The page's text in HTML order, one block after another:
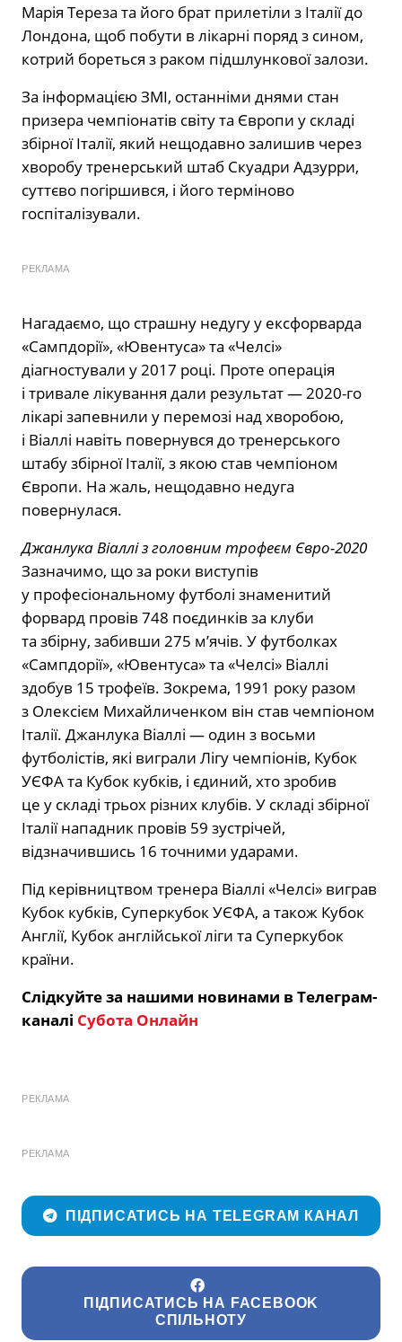
Марія Тереза та його брат прилетіли з Італії до
Лондона, щоб побути в лікарні поряд з сином,
котрий бореться з раком підшлункової залози.
За інформацією ЗМІ, останніми днями стан
призера чемпіонатів світу та Європи у складі
збірної Італії, який нещодавно залишив через
хворобу тренерський штаб Скуадри Адзурри,
суттєво погіршився, і його терміново
госпіталізували.
РЕКЛАМА
Нагадаємо, що страшну недугу у ексфорварда
«Сампдорії», «Ювентуса» та «Челсі»
діагностували у 2017 році. Проте операція
і тривале лікування дали результат — 2020-го
лікарі запевнили у перемозі над хворобою,
і Віаллі навіть повернувся до тренерського
штабу збірної Італії, з якою став чемпіоном
Європи. На жаль, нещодавно недуга
повернулася.
Джанлука Віаллі з головним трофеєм Євро-2020
Зазначимо, що за роки виступів
у професіональному футболі знаменитий
форвард провів 748 поєдинків за клуби
та збірну, забивши 275 м’ячів. У футболках
«Сампдорії», «Ювентуса» та «Челсі» Віаллі
здобув 15 трофеїв. Зокрема, 1991 року разом
з Олексієм Михайличенком він став чемпіоном
Італії. Джанлука Віаллі — один з восьми
футболістів, які виграли Лігу чемпіонів, Кубок
УЄФА та Кубок кубків, і єдиний, хто зробив
це у складі трьох різних клубів. У складі збірної
Італії нападник провів 59 зустрічей,
відзначившись 16 точними ударами.
Під керівництвом тренера Віаллі «Челсі» виграв
Кубок кубків, Суперкубок УЄФА, а також Кубок
Англії, Кубок англійської ліги та Суперкубок
країни.
Слідкуйте за нашими новинами в Телеграм-
каналі Субота Онлайн
РЕКЛАМА
РЕКЛАМА
ПІДПИСАТИСЬ НА TELEGRAM КАНАЛ
ПІДПИСАТИСЬ НА FACEBOOK
СПІЛЬНОТУ